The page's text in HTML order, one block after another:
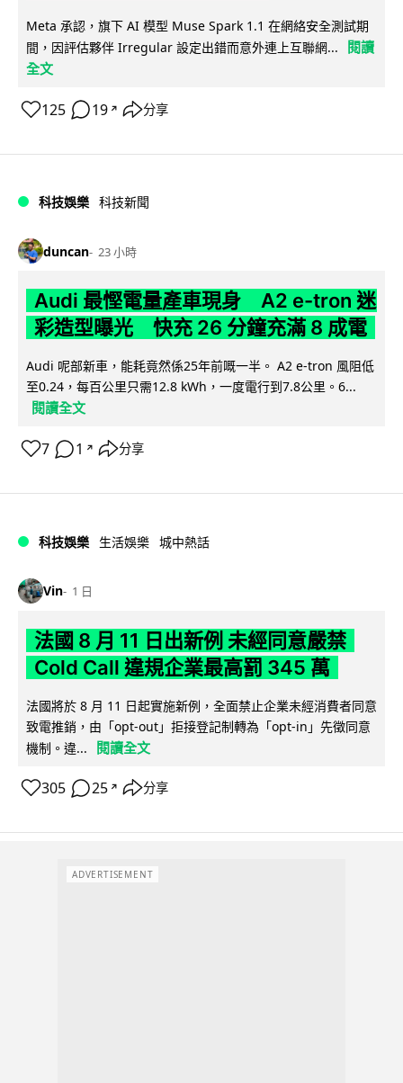
Meta 承認，旗下 AI 模型 Muse Spark 1.1 在網絡安全測試期
間，因評估夥伴 Irregular 設定出錯而意外連上互聯網...
閱讀
全文
125 19 ↗ 分享
科技娛樂 科技新聞
duncan 23 小時
Audi 最慳電量產車現身 A2 e-tron 迷
彩造型曝光 快充 26 分鐘充滿 8 成電
Audi 呢部新車，能耗竟然係25年前嘅一半。 A2 e-tron 風阻低
至0.24，每百公里只需12.8 kWh，一度電行到7.8公里。6...
閱讀全文
7 1 ↗ 分享
科技娛樂 生活娛樂 城中熱話
Vin 1 日
法國 8 月 11 日出新例 未經同意嚴禁
Cold Call 違規企業最高罰 345 萬
法國將於 8 月 11 日起實施新例，全面禁止企業未經消費者同意
致電推銷，由「opt-out」拒接登記制轉為「opt-in」先徵同意
機制。違...
閱讀全文
305 25 ↗ 分享
ADVERTISEMENT